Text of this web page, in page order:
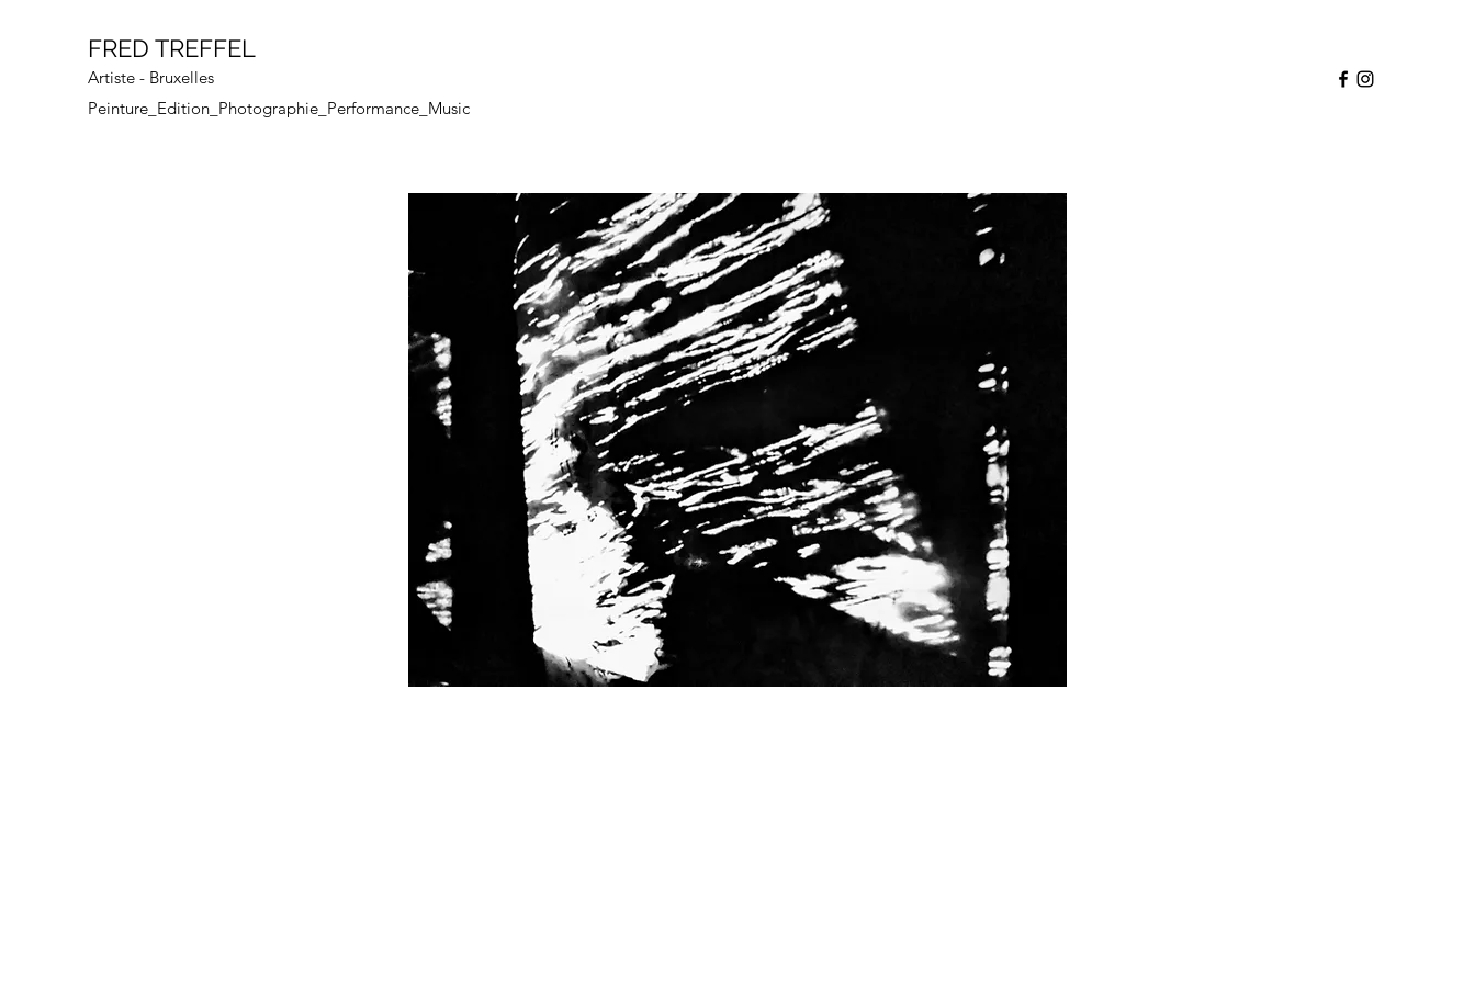
FRED TREFFEL
Artiste - Bruxelles
Peinture_Edition_Photographie_Performance_Music